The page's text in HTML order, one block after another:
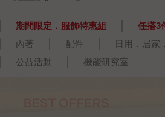
期間限定．服飾特惠組 任搭3
內著
配件 日用．居家
公益活動
機能研究室